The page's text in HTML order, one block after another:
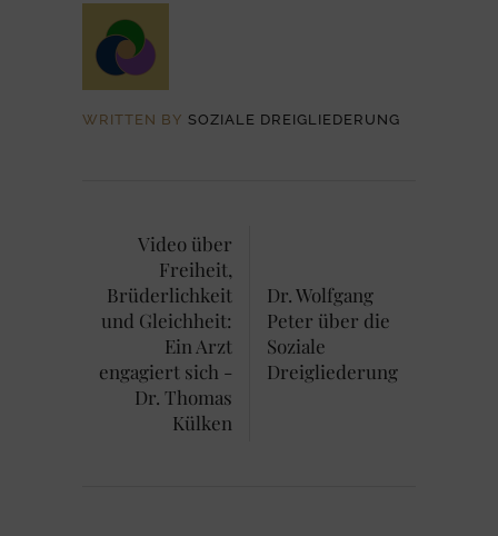
WRITTEN BY SOZIALE DREIGLIEDERUNG
Video über
Freiheit,
Brüderlichkeit
und Gleichheit:
Ein Arzt
engagiert sich -
Dr. Thomas
Külken
Dr. Wolfgang
Peter über die
Soziale
Dreigliederung